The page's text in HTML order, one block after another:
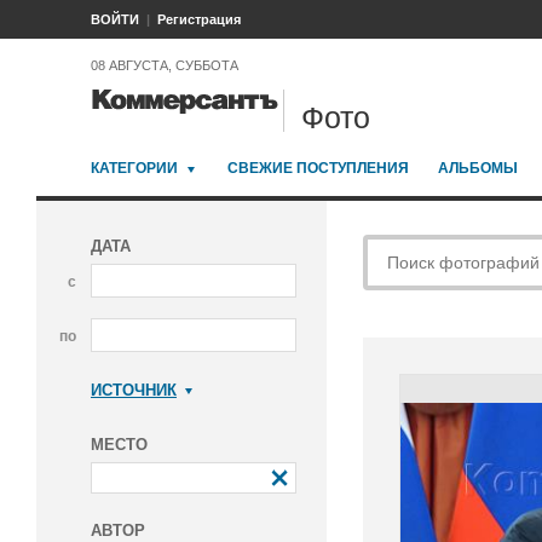
ВОЙТИ Регистрация
08 АВГУСТА, СУББОТА
Фото
КАТЕГОРИИ СВЕЖИЕ ПОСТУПЛЕНИЯ АЛЬБОМЫ
ДАТА
с
по
ИСТОЧНИК
МЕСТО
АВТОР